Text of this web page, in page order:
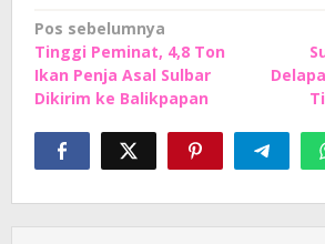
Navigasi
pos
Pos sebelumnya
Tinggi Peminat, 4,8 Ton
Ikan Penja Asal Sulbar
Dikirim ke Balikpapan